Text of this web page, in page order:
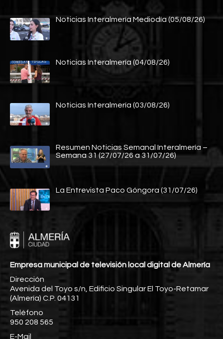
Noticias Interalmería Mediodía (05/08/26)
Noticias Interalmería (04/08/26)
Noticias Interalmería (03/08/26)
Resumen Noticias Semanal Interalmería –
Semana 31 (27/07/26 a 31/07/26)
La Entrevista Paco Góngora (31/07/26)
Empresa municipal de televisión local digital de Almería
Dirección
Avenida del Toyo s/n, Edificio Singular El Toyo-Retamar
(Almería) C.P. 04131
Teléfono
950 208 565
E-Mail